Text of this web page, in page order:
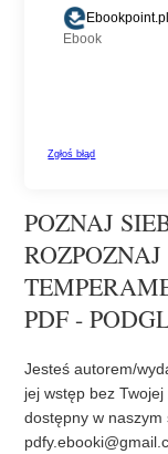
POZNAJ
PDF -
Jesteś autorem/
jej wstęp bez
dostępny w